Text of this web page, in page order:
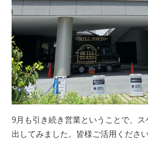
9月も引き続き営業ということで、ス
出してみました。皆様ご活用ください